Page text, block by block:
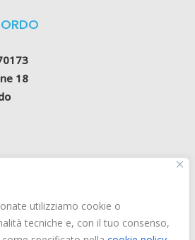
utilizziamo cookie o
tecniche e, con il tuo consenso,
18
S.r.l
205 – 32100 Belluno